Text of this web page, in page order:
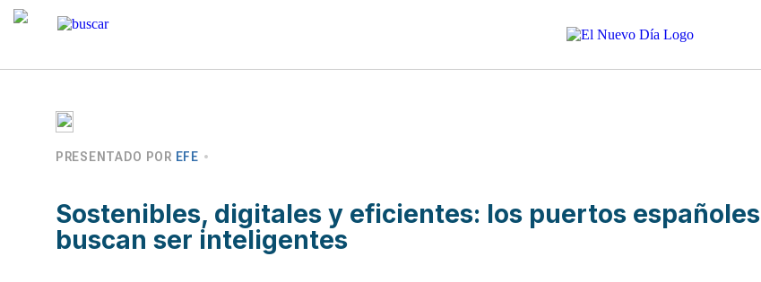
PRESENTADO POR EFE
Sostenibles, digitales y eficientes: los puertos españoles
buscan ser inteligentes